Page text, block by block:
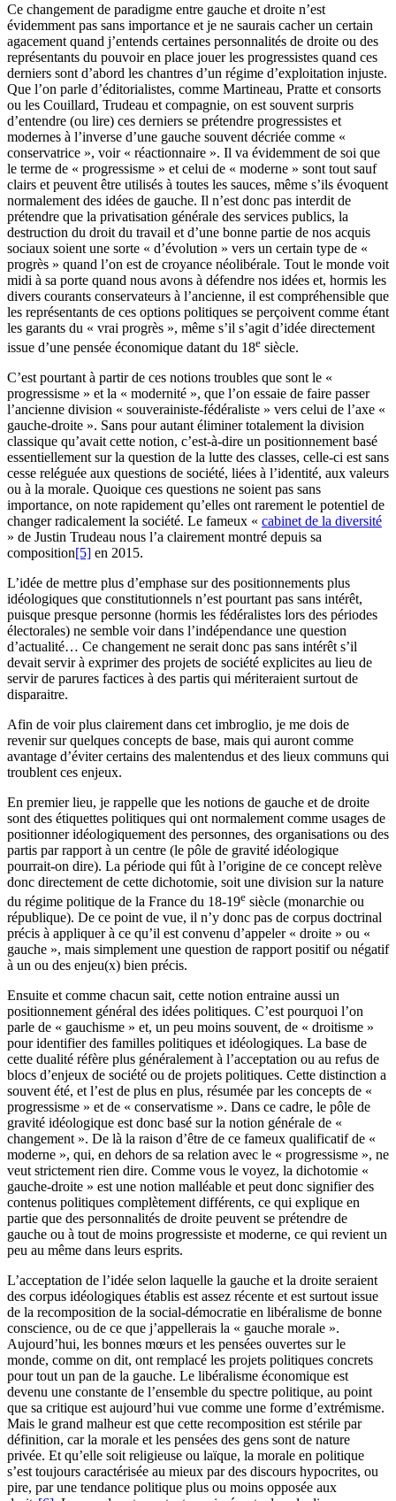
Ce changement de paradigme entre gauche et droite n’est
évidemment pas sans importance et je ne saurais cacher un certain
agacement quand j’entends certaines personnalités de droite ou des
représentants du pouvoir en place jouer les progressistes quand ces
derniers sont d’abord les chantres d’un régime d’exploitation injuste.
Que l’on parle d’éditorialistes, comme Martineau, Pratte et consorts
ou les Couillard, Trudeau et compagnie, on est souvent surpris
d’entendre (ou lire) ces derniers se prétendre progressistes et
modernes à l’inverse d’une gauche souvent décriée comme «
conservatrice », voir « réactionnaire ». Il va évidemment de soi que
le terme de « progressisme » et celui de « moderne » sont tout sauf
clairs et peuvent être utilisés à toutes les sauces, même s’ils évoquent
normalement des idées de gauche. Il n’est donc pas interdit de
prétendre que la privatisation générale des services publics, la
destruction du droit du travail et d’une bonne partie de nos acquis
sociaux soient une sorte « d’évolution » vers un certain type de «
progrès » quand l’on est de croyance néolibérale. Tout le monde voit
midi à sa porte quand nous avons à défendre nos idées et, hormis les
divers courants conservateurs à l’ancienne, il est compréhensible que
les représentants de ces options politiques se perçoivent comme étant
les garants du « vrai progrès », même s’il s’agit d’idée directement
issue d’une pensée économique datant du 18e siècle.
C’est pourtant à partir de ces notions troubles que sont le «
progressisme » et la « modernité », que l’on essaie de faire passer
l’ancienne division « souverainiste-fédéraliste » vers celui de l’axe «
gauche-droite ». Sans pour autant éliminer totalement la division
classique qu’avait cette notion, c’est-à-dire un positionnement basé
essentiellement sur la question de la lutte des classes, celle-ci est sans
cesse reléguée aux questions de société, liées à l’identité, aux valeurs
ou à la morale. Quoique ces questions ne soient pas sans
importance, on note rapidement qu’elles ont rarement le potentiel de
changer radicalement la société. Le fameux « cabinet de la diversité
» de Justin Trudeau nous l’a clairement montré depuis sa
composition[5] en 2015.
L’idée de mettre plus d’emphase sur des positionnements plus
idéologiques que constitutionnels n’est pourtant pas sans intérêt,
puisque presque personne (hormis les fédéralistes lors des périodes
électorales) ne semble voir dans l’indépendance une question
d’actualité… Ce changement ne serait donc pas sans intérêt s’il
devait servir à exprimer des projets de société explicites au lieu de
servir de parures factices à des partis qui mériteraient surtout de
disparaitre.
Afin de voir plus clairement dans cet imbroglio, je me dois de
revenir sur quelques concepts de base, mais qui auront comme
avantage d’éviter certains des malentendus et des lieux communs qui
troublent ces enjeux.
En premier lieu, je rappelle que les notions de gauche et de droite
sont des étiquettes politiques qui ont normalement comme usages de
positionner idéologiquement des personnes, des organisations ou des
partis par rapport à un centre (le pôle de gravité idéologique
pourrait-on dire). La période qui fût à l’origine de ce concept relève
donc directement de cette dichotomie, soit une division sur la nature
du régime politique de la France du 18-19e siècle (monarchie ou
république). De ce point de vue, il n’y donc pas de corpus doctrinal
précis à appliquer à ce qu’il est convenu d’appeler « droite » ou «
gauche », mais simplement une question de rapport positif ou négatif
à un ou des enjeu(x) bien précis.
Ensuite et comme chacun sait, cette notion entraine aussi un
positionnement général des idées politiques. C’est pourquoi l’on
parle de « gauchisme » et, un peu moins souvent, de « droitisme »
pour identifier des familles politiques et idéologiques. La base de
cette dualité réfère plus généralement à l’acceptation ou au refus de
blocs d’enjeux de société ou de projets politiques. Cette distinction a
souvent été, et l’est de plus en plus, résumée par les concepts de «
progressisme » et de « conservatisme ». Dans ce cadre, le pôle de
gravité idéologique est donc basé sur la notion générale de «
changement ». De là la raison d’être de ce fameux qualificatif de «
moderne », qui, en dehors de sa relation avec le « progressisme », ne
veut strictement rien dire. Comme vous le voyez, la dichotomie «
gauche-droite » est une notion malléable et peut donc signifier des
contenus politiques complètement différents, ce qui explique en
partie que des personnalités de droite peuvent se prétendre de
gauche ou à tout de moins progressiste et moderne, ce qui revient un
peu au même dans leurs esprits.
L’acceptation de l’idée selon laquelle la gauche et la droite seraient
des corpus idéologiques établis est assez récente et est surtout issue
de la recomposition de la social-démocratie en libéralisme de bonne
conscience, ou de ce que j’appellerais la « gauche morale ».
Aujourd’hui, les bonnes mœurs et les pensées ouvertes sur le
monde, comme on dit, ont remplacé les projets politiques concrets
pour tout un pan de la gauche. Le libéralisme économique est
devenu une constante de l’ensemble du spectre politique, au point
que sa critique est aujourd’hui vue comme une forme d’extrémisme.
Mais le grand malheur est que cette recomposition est stérile par
définition, car la morale et les pensées des gens sont de nature
privée. Et qu’elle soit religieuse ou laïque, la morale en politique
s’est toujours caractérisée au mieux par des discours hypocrites, ou
pire, par une tendance politique plus ou moins opposée aux